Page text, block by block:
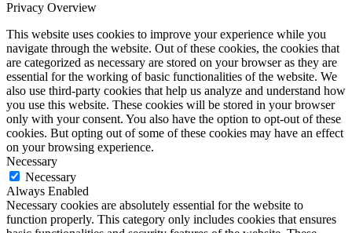
Privacy Overview
This website uses cookies to improve your experience while you
navigate through the website. Out of these cookies, the cookies that
are categorized as necessary are stored on your browser as they are
essential for the working of basic functionalities of the website. We
also use third-party cookies that help us analyze and understand how
you use this website. These cookies will be stored in your browser
only with your consent. You also have the option to opt-out of these
cookies. But opting out of some of these cookies may have an effect
on your browsing experience.
Necessary
Necessary
Always Enabled
Necessary cookies are absolutely essential for the website to
function properly. This category only includes cookies that ensures